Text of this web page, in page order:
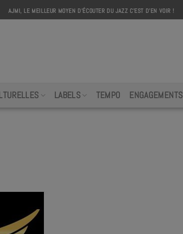
AJMI, LE MEILLEUR MOYEN D'ÉCOUTER DU JAZZ C'EST D'EN VOIR !
LABELS TEMPO ENGAGEMENTS